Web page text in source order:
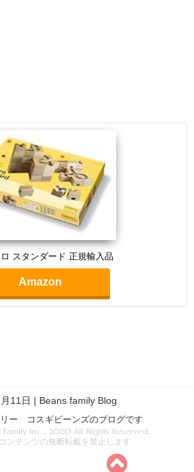
スタンダード 正規輸入品
Amazon
11日 | Beans family Blog
ー コスギビーンズのブログです
Inc. , 2020 All Rights Reserved.
ンテンツの無断転載を禁止します